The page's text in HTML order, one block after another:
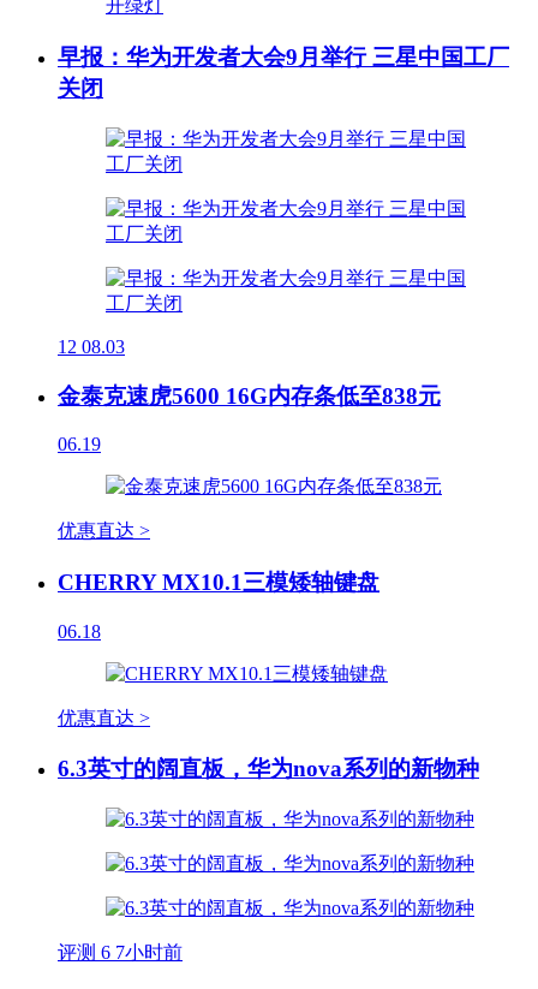
早报：华为开发者大会9月举行 三星中国工厂
关闭
12 08.03
金泰克速虎5600 16G内存条低至838元
06.19
优惠直达 >
CHERRY MX10.1三模矮轴键盘
06.18
优惠直达 >
6.3英寸的阔直板，华为nova系列的新物种
评测 6 7小时前